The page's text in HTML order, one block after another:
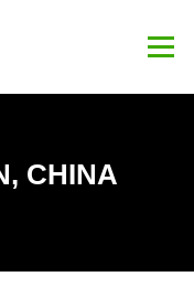
Menu
CHINA